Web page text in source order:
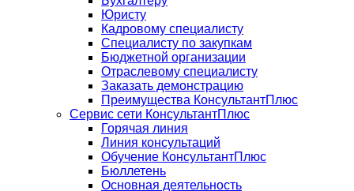
Юристу
Кадровому специалисту
Специалисту по закупкам
Бюджетной организации
Отраслевому специалисту
Заказать демонстрацию
Преимущества КонсультантПлюс
Сервис сети КонсультантПлюс
Горячая линия
Линия консультаций
Обучение КонсультантПлюс
Бюллетень
Основная деятельность